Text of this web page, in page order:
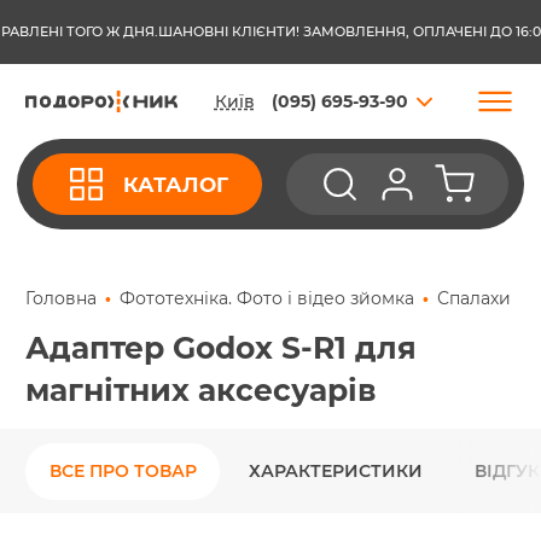
ШАНОВНІ КЛІЄНТИ! ЗАМОВЛЕННЯ, ОПЛАЧЕНІ ДО 16:00
ТОГО Ж ДНЯ.
Київ (095) 695-93-90
КАТАЛОГ
Головна Фототехніка. Фото і відео зйомка Спалахи
Адаптер Godox S-R1 для
магнітних аксесуарів
ВСЕ ПРО ТОВАР ХАРАКТЕРИСТИКИ